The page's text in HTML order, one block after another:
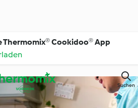
Thermomix® Cookidoo® App
Suchen